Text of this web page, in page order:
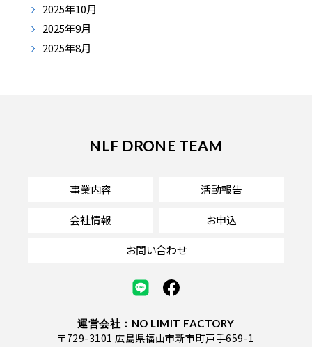
2025年10月
2025年9月
2025年8月
NLF DRONE TEAM
事業内容 活動報告
会社情報 お申込
お問い合わせ
運営会社：NO LIMIT FACTORY
〒729-3101 広島県福山市新市町戸手659-1